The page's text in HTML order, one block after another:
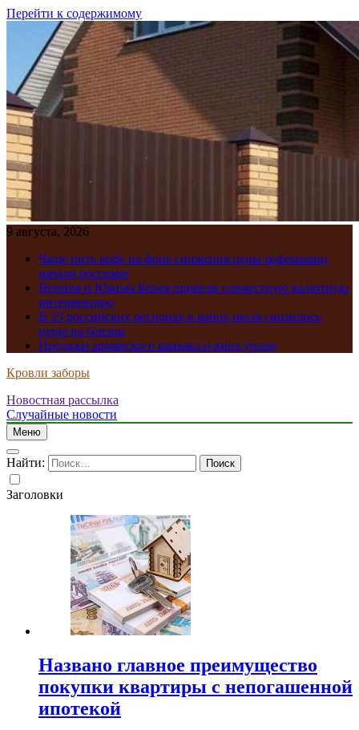
Перейти к содержимому
9 августа, 2026
Чаще пить кофе на фоне снижения цены кофемашин
начали россияне
Япония и Южная Корея провели совместную валютную
интервенцию
В 23 российских регионах в конце июля снизились
цены на бензин
Продажи армянского коньяка и вина упали
Кровли заборы
Новостная рассылка
Случайные новости
Меню
Найти:
Заголовки
Названо главное преимущество
покупки квартиры с непогашенной
ипотекой